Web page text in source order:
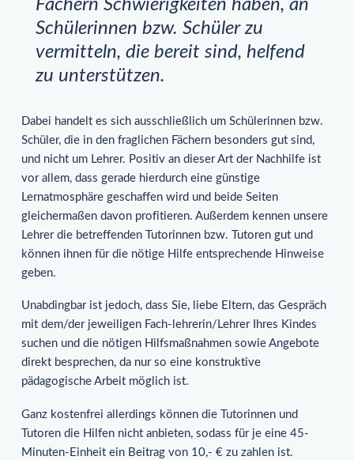
Fächern Schwierigkeiten haben, an
Schülerinnen bzw. Schüler zu
vermitteln, die bereit sind, helfend
zu unterstützen.
Dabei handelt es sich ausschließlich um Schülerinnen bzw.
Schüler, die in den fraglichen Fächern besonders gut sind,
und nicht um Lehrer. Positiv an dieser Art der Nachhilfe ist
vor allem, dass gerade hierdurch eine günstige
Lernatmosphäre geschaffen wird und beide Seiten
gleichermaßen davon profitieren. Außerdem kennen unsere
Lehrer die betreffenden Tutorinnen bzw. Tutoren gut und
können ihnen für die nötige Hilfe entsprechende Hinweise
geben.
Unabdingbar ist jedoch, dass Sie, liebe Eltern, das Gespräch
mit dem/der jeweiligen Fach-lehrerin/Lehrer Ihres Kindes
suchen und die nötigen Hilfsmaßnahmen sowie Angebote
direkt besprechen, da nur so eine konstruktive
pädagogische Arbeit möglich ist.
Ganz kostenfrei allerdings können die Tutorinnen und
Tutoren die Hilfen nicht anbieten, sodass für je eine 45-
Minuten-Einheit ein Beitrag von 10,- € zu zahlen ist.